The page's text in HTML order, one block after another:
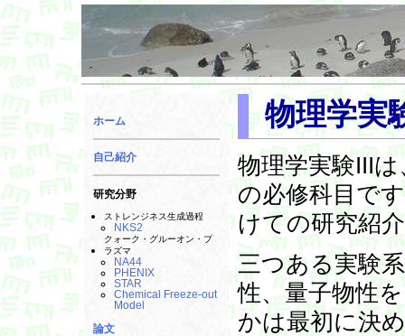
ホーム
自己紹介
研究分野
ストレンジネス生成過程
NKS2
クォーク・グルーオン・プ
ラズマ
NA44
PHENIX
STAR
Chemical Freeze-out
Model
論文
物理学実
物理学実験III
の必修科目で
けての研究紹
三つある実験
性、量子物性
かは最初に決